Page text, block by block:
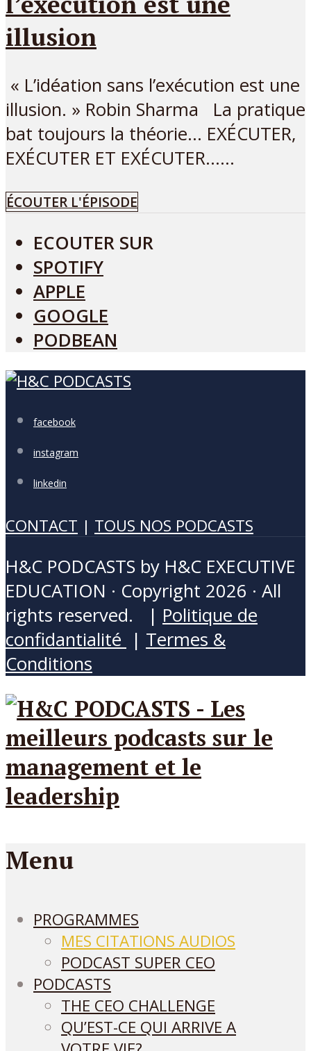
illusion
« L’idéation sans l’exécution est une
illusion. » Robin Sharma La pratique
bat toujours la théorie… EXÉCUTER,
EXÉCUTER ET EXÉCUTER…...
ÉCOUTER L'ÉPISODE
ECOUTER SUR
SPOTIFY
APPLE
GOOGLE
PODBEAN
facebook
instagram
linkedin
CONTACT | TOUS NOS PODCASTS
H&C PODCASTS by H&C EXECUTIVE
EDUCATION · Copyright 2026 · All
rights reserved. | Politique de
confidantialité | Termes &
Conditions
Menu
PROGRAMMES
MES CITATIONS AUDIOS
PODCAST SUPER CEO
PODCASTS
THE CEO CHALLENGE
QU’EST-CE QUI ARRIVE A